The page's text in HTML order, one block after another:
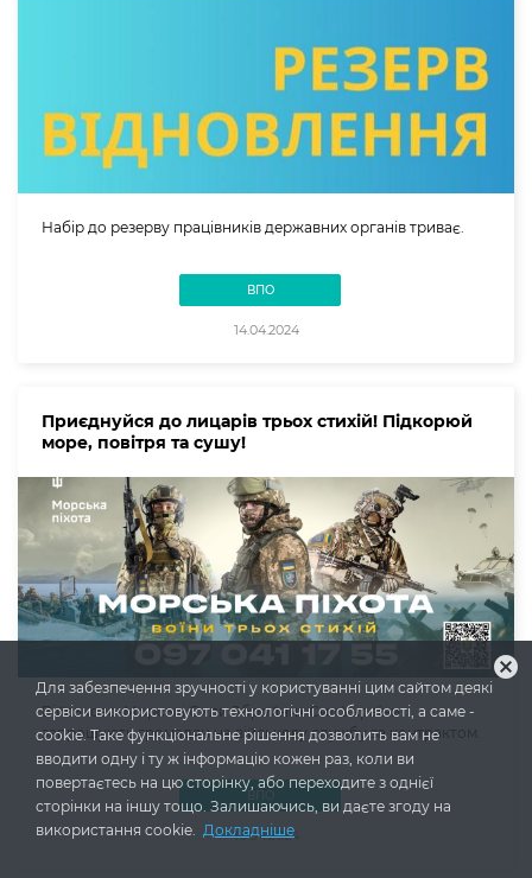
Набір до резерву працівників державних органів триває.
ВПО
14.04.2024
Приєднуйся до лицарів трьох стихій! Підкорюй
море, повітря та сушу!
Військово-Морські Сили Збройних Сил України
запрошують громадян на військову службу за контрактом.
ВПО
10.04.2024
Для забезпечення зручності у користуванні цим сайтом деякі
сервіси використовують технологічні особливості, а саме -
cookie. Таке функціональне рішення дозволить вам не
вводити одну і ту ж інформацію кожен раз, коли ви
повертаєтесь на цю сторінку, або переходите з однієї
сторінки на іншу тощо. Залишаючись, ви даєте згоду на
використання cookie. Докладніше
cancel